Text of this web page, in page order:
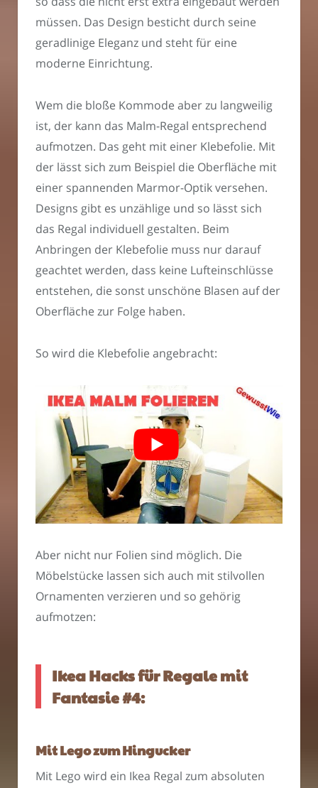
müssen. Das Design besticht durch seine
geradlinige Eleganz und steht für eine
moderne Einrichtung.
Wem die bloße Kommode aber zu langweilig
ist, der kann das Malm-Regal entsprechend
aufmotzen. Das geht mit einer Klebefolie. Mit
der lässt sich zum Beispiel die Oberfläche mit
einer spannenden Marmor-Optik versehen.
Designs gibt es unzählige und so lässt sich
das Regal individuell gestalten. Beim
Anbringen der Klebefolie muss nur darauf
geachtet werden, dass keine Lufteinschlüsse
entstehen, die sonst unschöne Blasen auf der
Oberfläche zur Folge haben.
So wird die Klebefolie angebracht:
Aber nicht nur Folien sind möglich. Die
Möbelstücke lassen sich auch mit stilvollen
Ornamenten verzieren und so gehörig
aufmotzen:
Ikea Hacks für Regale mit
Fantasie #4:
Mit Lego zum Hingucker
Mit Lego wird ein Ikea Regal zum absoluten